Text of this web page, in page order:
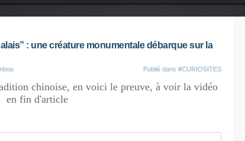
: une créature monumentale débarque sur la
Publié dans #CURIOSITES
chinoise, en voici le preuve, à voir la vidéo
en fin d'article